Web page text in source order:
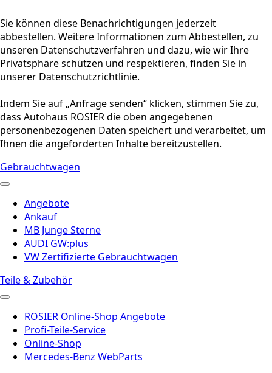
Sie können diese Benachrichtigungen jederzeit
abbestellen. Weitere Informationen zum Abbestellen, zu
unseren Datenschutzverfahren und dazu, wie wir Ihre
Privatsphäre schützen und respektieren, finden Sie in
unserer Datenschutzrichtlinie.
Indem Sie auf „Anfrage senden“ klicken, stimmen Sie zu,
dass Autohaus ROSIER die oben angegebenen
personenbezogenen Daten speichert und verarbeitet, um
Ihnen die angeforderten Inhalte bereitzustellen.
Gebrauchtwagen
Angebote
Ankauf
MB Junge Sterne
AUDI GW:plus
VW Zertifizierte Gebrauchtwagen
Teile & Zubehör
ROSIER Online-Shop Angebote
Profi-Teile-Service
Online-Shop
Mercedes-Benz WebParts